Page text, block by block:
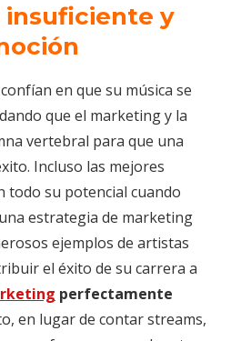
insuficiente y
en que su música se
que el marketing y la
vertebral para que una
Incluso las mejores
todo su potencial cuando
estrategia de marketing
ejemplos de artistas
el éxito de su carrera a
perfectamente
en lugar de contar streams,